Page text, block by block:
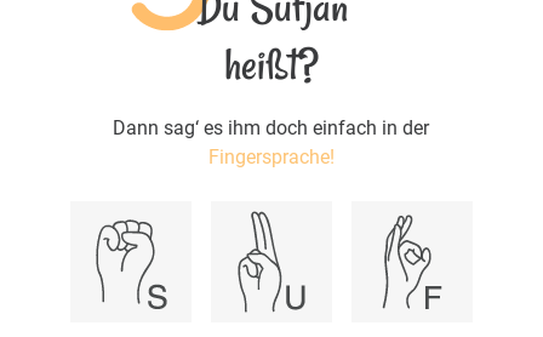
heißt?
Dann sag‘ es ihm doch einfach in der
Fingersprache!